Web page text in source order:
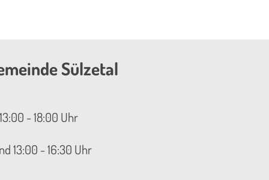
Sülzetal
- 18:00 Uhr
13:00 - 16:30 Uhr